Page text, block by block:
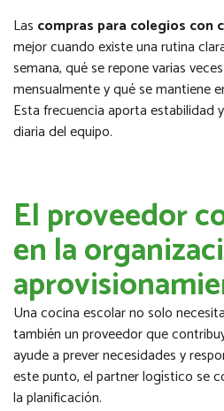
Las compras para colegios con
mejor cuando existe una rutina
semana, qué se repone varias
mensualmente y qué se mantiene
Esta frecuencia aporta estabilidad
diaria del equipo.
El proveedor
en la
Una cocina escolar no solo
también un proveedor que
ayude a prever necesidades y
este punto, el partner logístico se
la planificación.